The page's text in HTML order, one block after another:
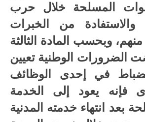
المسلحة خلال حرب
1973 والاستفادة من الخبرات
منهم، وبحسب المادة الثالثة
الضرورات الوطنية تعيين
في إحدى الوظائف
فإنه يعود إلى الخدمة
بعد انتهاء خدمته المدنية